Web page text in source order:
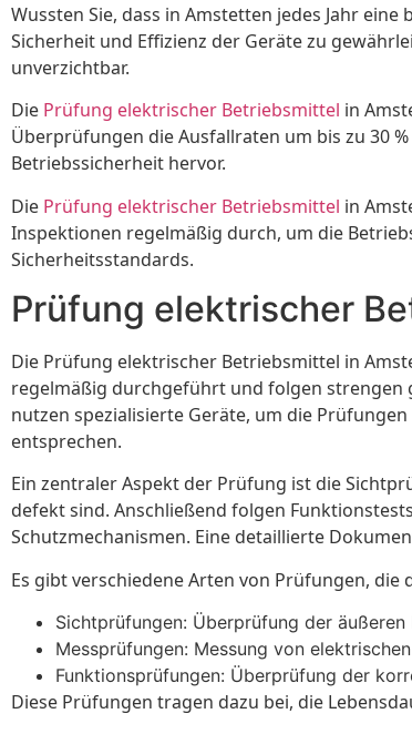
Wussten Sie, dass in Amstetten jedes Jahr
Sicherheit und Effizienz der Geräte zu
unverzichtbar.
Die Prüfung elektrischer Betriebsmittel in
Überprüfungen die Ausfallraten um bis zu 30
Betriebssicherheit hervor.
Die Prüfung elektrischer Betriebsmittel in
Inspektionen regelmäßig durch, um die
Sicherheitsstandards.
Prüfung elektrischer
Die Prüfung elektrischer Betriebsmittel in
regelmäßig durchgeführt und folgen strengen
nutzen spezialisierte Geräte, um die
entsprechen.
Ein zentraler Aspekt der Prüfung ist die
defekt sind. Anschließend folgen
Schutzmechanismen. Eine detaillierte
Es gibt verschiedene Arten von Prüfungen,
Sichtprüfungen: Überprüfung der
Messprüfungen: Messung von
Funktionsprüfungen: Überprüfung der
Diese Prüfungen tragen dazu bei, die